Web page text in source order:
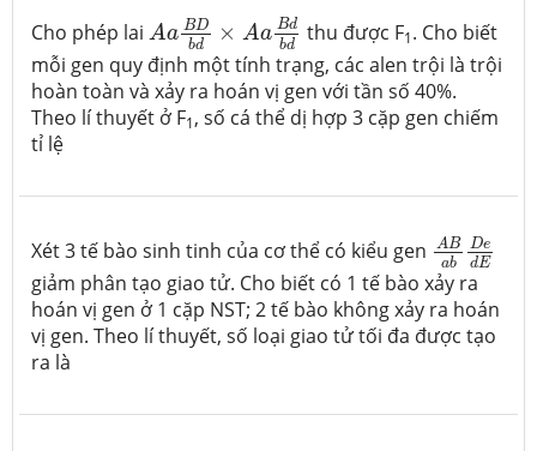
Cho phép lai Aa BD
bd × Aa Bd
bd
A BDb A Bd b
thu được F1. Cho biết
mỗi gen quy định một tính trạng, các alen trội là trội
hoàn toàn và xảy ra hoán vị gen với tần số 40%.
Theo lí thuyết ở F1, số cá thể dị hợp 3 cặp gen chiếm
tỉ lệ
Xét 3 tế bào sinh tinh của cơ thể có kiểu gen AB
ab
De
dE
ABabD
giảm phân tạo giao tử. Cho biết có 1 tế bào xảy ra
hoán vị gen ở 1 cặp NST; 2 tế bào không xảy ra hoán
vị gen. Theo lí thuyết, số loại giao tử tối đa được tạo
ra là